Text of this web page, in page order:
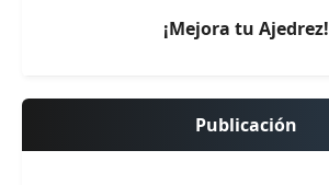
¡Mejora tu Ajedrez!
Publicación